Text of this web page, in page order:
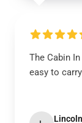
The Cabin
easy to
Lincoln